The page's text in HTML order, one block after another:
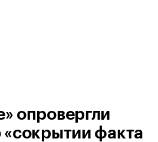
опровергли
«сокрытии факта